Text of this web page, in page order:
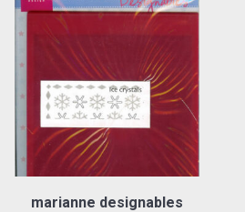
marianne designables